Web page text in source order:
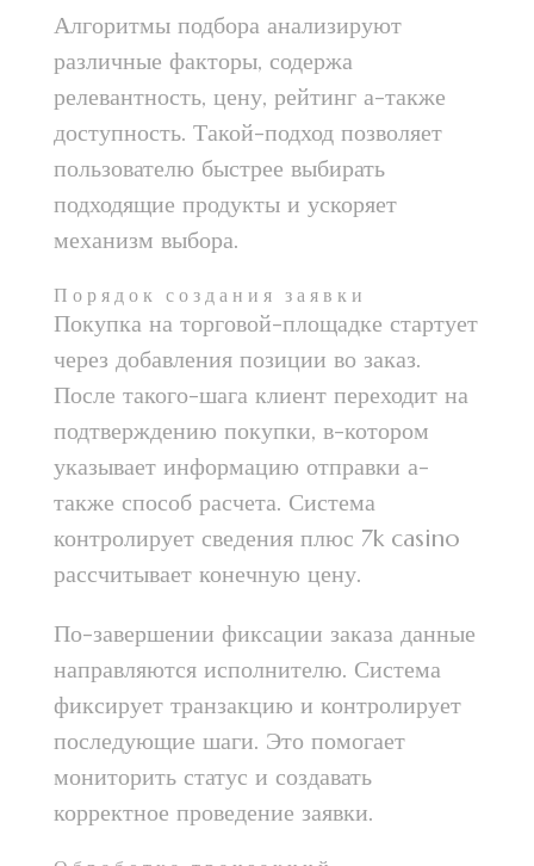
Алгоритмы подбора анализируют
различные факторы, содержа
релевантность, цену, рейтинг а-также
доступность. Такой-подход позволяет
пользователю быстрее выбирать
подходящие продукты и ускоряет
механизм выбора.
Порядок создания заявки
Покупка на торговой-площадке стартует
через добавления позиции во заказ.
После такого-шага клиент переходит на
подтверждению покупки, в-котором
указывает информацию отправки а-
также способ расчета. Система
контролирует сведения плюс 7k casino
рассчитывает конечную цену.
По-завершении фиксации заказа данные
направляются исполнителю. Система
фиксирует транзакцию и контролирует
последующие шаги. Это помогает
мониторить статус и создавать
корректное проведение заявки.